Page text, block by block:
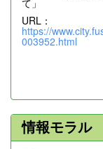
て」
URL：
https://
003952.html
情報モラル